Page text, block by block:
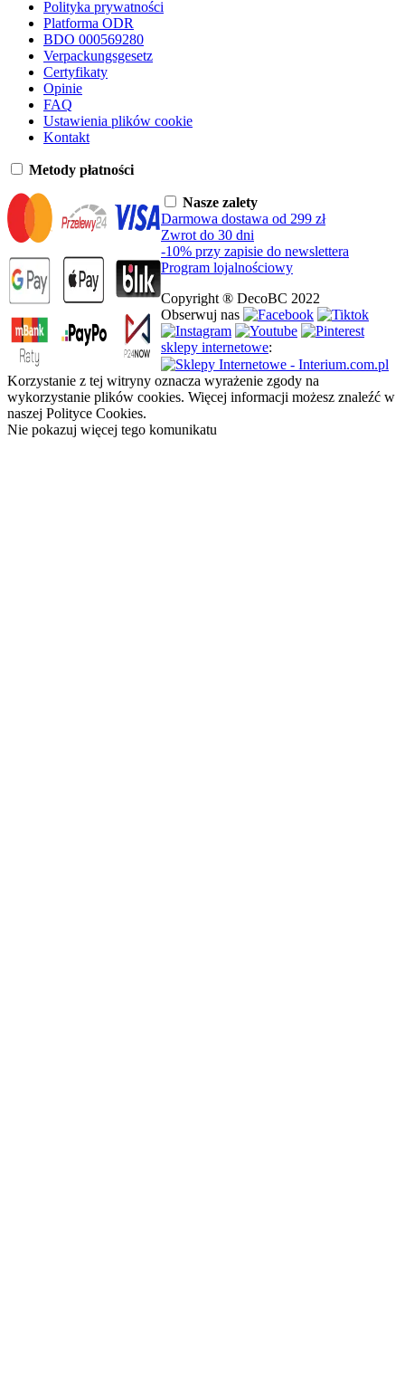
Polityka prywatności
Platforma ODR
BDO 000569280
Verpackungsgesetz
Certyfikaty
Opinie
FAQ
Ustawienia plików cookie
Kontakt
Metody płatności
Nasze zalety
Darmowa dostawa od 299 zł
Zwrot do 30 dni
-10% przy zapisie do newslettera
Program lojalnościowy
Copyright ® DecoBC 2022
Obserwuj nas
sklepy internetowe:
Korzystanie z tej witryny oznacza wyrażenie zgody na
wykorzystanie plików cookies. Więcej informacji możesz znaleźć w
naszej Polityce Cookies.
Nie pokazuj więcej tego komunikatu